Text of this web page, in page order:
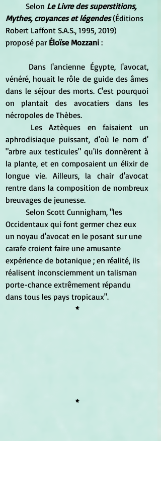
Selon Le Livre des superstitions,
Mythes, croyances et légendes (Éditions
Robert Laffont S.A.S., 1995, 2019)
proposé par Éloïse Mozzani :
Dans l'ancienne Égypte, l'avocat,
vénéré, houait le rôle de guide des âmes
dans le séjour des morts. C'est pourquoi
on plantait des avocatiers dans les
nécropoles de Thèbes.
Les Aztèques en faisaient un
aphrodisiaque puissant, d'où le nom d'
"arbre aux testicules" qu'ils donnèrent à
la plante, et en composaient un élixir de
longue vie. Ailleurs, la chair d'avocat
rentre dans la composition de nombreux
breuvages de jeunesse.
Selon Scott Cunnigham, "les
Occidentaux qui font germer chez eux
un noyau d'avocat en le posant sur une
carafe croient faire une amusante
expérience de botanique ; en réalité, ils
réalisent inconsciemment un talisman
porte-chance extrêmement répandu
dans tous les pays tropicaux".
*
*